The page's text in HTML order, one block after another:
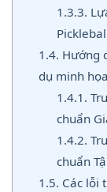
1.3.3.
1.4. Hướng
dụ minh
1.4.1.
chuẩn
1.4.2.
chuẩn
1.5. Các lỗi